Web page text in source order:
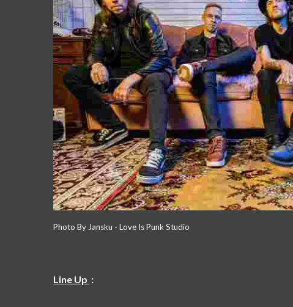
Photo By Jansku - Love Is Punk Studio
Line Up :